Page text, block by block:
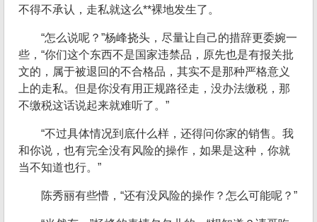
不得不承认，走私就这么**裸地发生了。
“怎么说呢？”杨峰挠头，尽量让自己的措辞更委婉一
些，“你们这个东西不是国家违禁品，原先也是有报关批
文的，属于被退回的不合格品，其实不是那种严格意义
上的走私。但是你没有用正规路径走，没办法缴税，那
不缴税这话说起来就难听了。”
“不过具体情况到底什么样，还得问你家的销售。我
和你说，也有完全没有风险的操作，如果是这种，你就
当不知道也行。”
陈秀丽有些懵，“还有没风险的操作？怎么可能呢？”